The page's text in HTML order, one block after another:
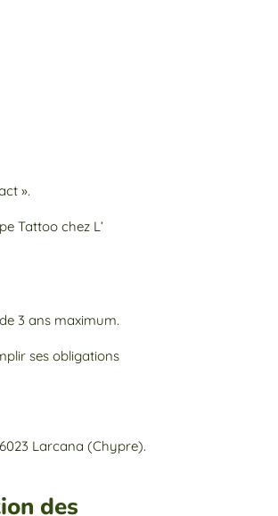
».
Tattoo chez L’
3 ans maximum.
ses obligations
Larcana (Chypre).
des